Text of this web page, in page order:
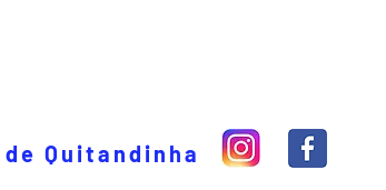
Quitandinha